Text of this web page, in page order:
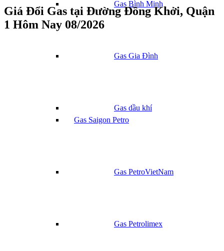
Gas Bình Minh
Gas Gia Đình
Gas dầu khí
Gas Saigon Petro
Gas PetroVietNam
Gas Petrolimex
Giá Đổi Gas tại Đường Đồng Khởi, Quận
1 Hôm Nay 08/2026